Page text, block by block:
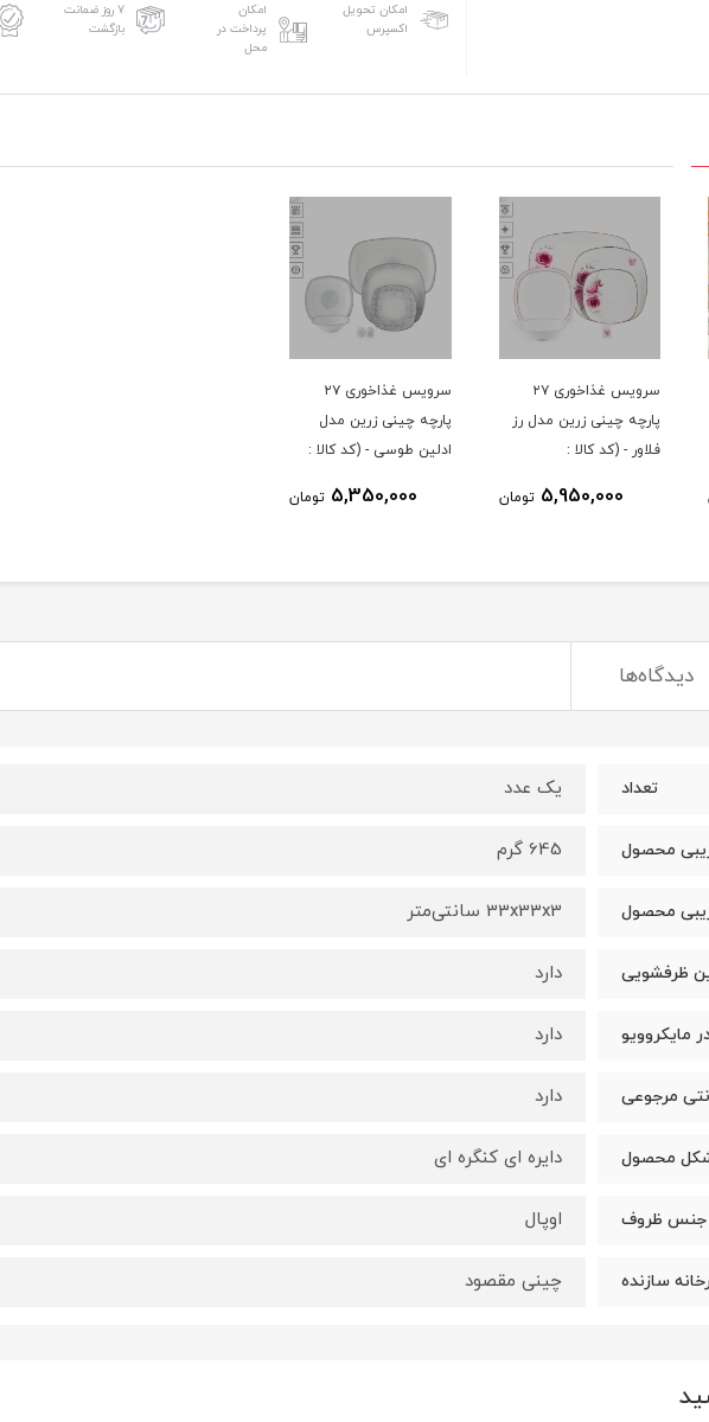
امکان تحویل
اکسپرس
امکان
پرداخت در
محل
۷ روز ضمانت
بازگشت
سرویس غذاخوری ۲۷
پارچه چینی زرین مدل رز
فلاور - (کد کالا :
5,950,000 تومان
سرویس غذاخوری ۲۷
پارچه چینی زرین مدل
ادلین طوسی - (کد کالا :
5,350,000 تومان
دیدگاه‌ها
تعداد یک عدد
محصول 645 گرم
محصول 33x33x3 سانتی‌متر
ظرفشویی دارد
مایکروویو دارد
مرجوعی دارد
محصول دایره ای کنگره ای
جنس ظروف اوپال
سازنده چینی مقصود